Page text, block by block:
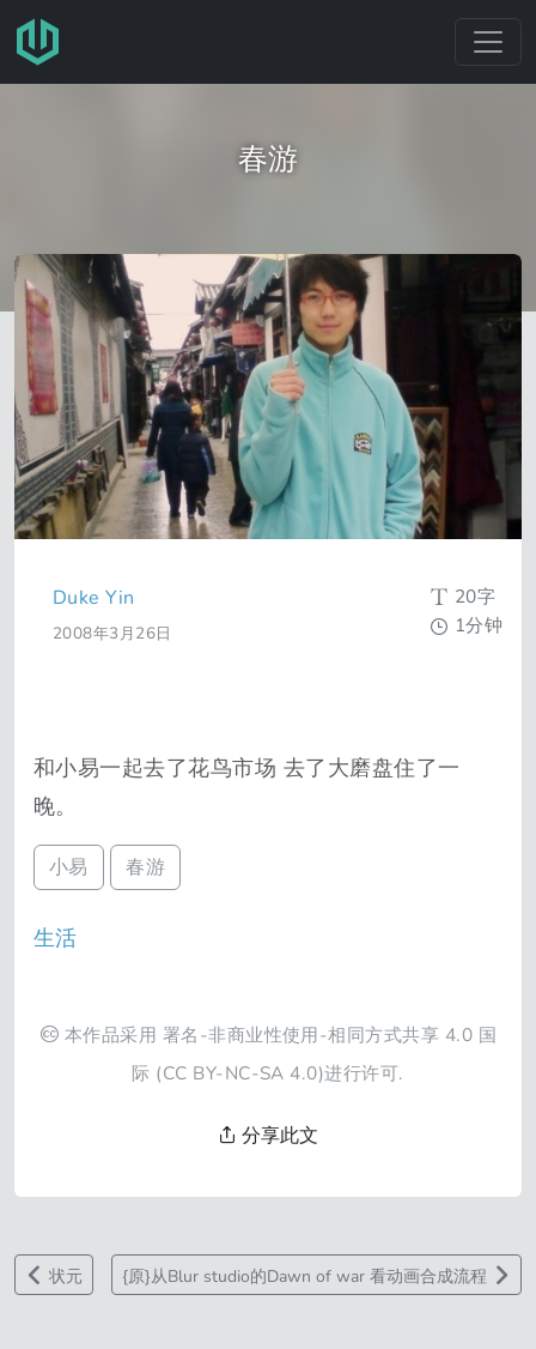
跳转至主要内容
春游
Duke Yin
2008年3月26日
20字
1分钟
和小易一起去了花鸟市场 去了大磨盘住了一
晚。
小易 春游
生活
本作品采用 署名-非商业性使用-相同方式共享 4.0 国
际 (CC BY-NC-SA 4.0)进行许可.
分享此文
状元 {原}从Blur studio的Dawn of war 看动画合成流程